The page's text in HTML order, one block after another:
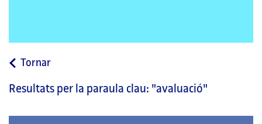
Tornara
pàgina
Resultats per la paraula clau: "avaluació"